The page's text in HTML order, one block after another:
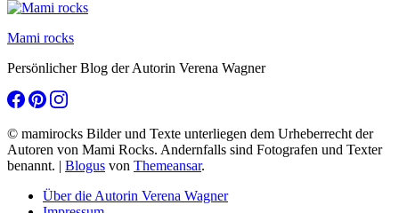
Mami rocks
Persönlicher Blog der Autorin Verena Wagner
© mamirocks Bilder und Texte unterliegen dem Urheberrecht der
Autoren von Mami Rocks. Andernfalls sind Fotografen und Texter
benannt. | Blogus von Themeansar.
Über die Autorin Verena Wagner